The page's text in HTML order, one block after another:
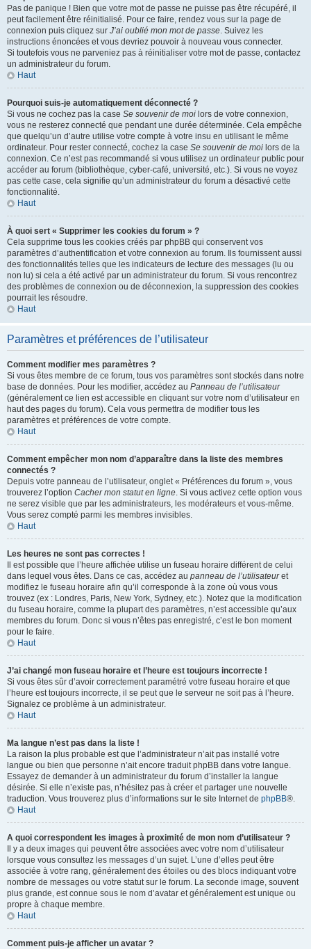
Pas de panique ! Bien que votre mot de passe ne puisse pas être récupéré, il
peut facilement être réinitialisé. Pour ce faire, rendez vous sur la page de
connexion puis cliquez sur J’ai oublié mon mot de passe. Suivez les
instructions énoncées et vous devriez pouvoir à nouveau vous connecter.
Si toutefois vous ne parveniez pas à réinitialiser votre mot de passe, contactez
un administrateur du forum.
Haut
Pourquoi suis-je automatiquement déconnecté ?
Si vous ne cochez pas la case Se souvenir de moi lors de votre connexion,
vous ne resterez connecté que pendant une durée déterminée. Cela empêche
que quelqu’un d’autre utilise votre compte à votre insu en utilisant le même
ordinateur. Pour rester connecté, cochez la case Se souvenir de moi lors de la
connexion. Ce n’est pas recommandé si vous utilisez un ordinateur public pour
accéder au forum (bibliothèque, cyber-café, université, etc.). Si vous ne voyez
pas cette case, cela signifie qu’un administrateur du forum a désactivé cette
fonctionnalité.
Haut
À quoi sert « Supprimer les cookies du forum » ?
Cela supprime tous les cookies créés par phpBB qui conservent vos
paramètres d’authentification et votre connexion au forum. Ils fournissent aussi
des fonctionnalités telles que les indicateurs de lecture des messages (lu ou
non lu) si cela a été activé par un administrateur du forum. Si vous rencontrez
des problèmes de connexion ou de déconnexion, la suppression des cookies
pourrait les résoudre.
Haut
Paramètres et préférences de l’utilisateur
Comment modifier mes paramètres ?
Si vous êtes membre de ce forum, tous vos paramètres sont stockés dans notre
base de données. Pour les modifier, accédez au Panneau de l’utilisateur
(généralement ce lien est accessible en cliquant sur votre nom d’utilisateur en
haut des pages du forum). Cela vous permettra de modifier tous les
paramètres et préférences de votre compte.
Haut
Comment empêcher mon nom d’apparaître dans la liste des membres
connectés ?
Depuis votre panneau de l’utilisateur, onglet « Préférences du forum », vous
trouverez l’option Cacher mon statut en ligne. Si vous activez cette option vous
ne serez visible que par les administrateurs, les modérateurs et vous-même.
Vous serez compté parmi les membres invisibles.
Haut
Les heures ne sont pas correctes !
Il est possible que l’heure affichée utilise un fuseau horaire différent de celui
dans lequel vous êtes. Dans ce cas, accédez au panneau de l’utilisateuret
modifiez le fuseau horaire afin qu’il corresponde à la zone où vous vous
trouvez (ex : Londres, Paris, New York, Sydney, etc.). Notez que la modification
du fuseau horaire, comme la plupart des paramètres, n’est accessible qu’aux
membres du forum. Donc si vous n’êtes pas enregistré, c’est le bon moment
pour le faire.
Haut
J’ai changé mon fuseau horaire et l’heure est toujours incorrecte !
Si vous êtes sûr d’avoir correctement paramétré votre fuseau horaire et que
l’heure est toujours incorrecte, il se peut que le serveur ne soit pas à l’heure.
Signalez ce problème à un administrateur.
Haut
Ma langue n’est pas dans la liste !
La raison la plus probable est que l’administrateur n’ait pas installé votre
langue ou bien que personne n’ait encore traduit phpBB dans votre langue.
Essayez de demander à un administrateur du forum d’installer la langue
désirée. Si elle n’existe pas, n’hésitez pas à créer et partager une nouvelle
traduction. Vous trouverez plus d’informations sur le site Internet de phpBB®.
Haut
A quoi correspondent les images à proximité de mon nom d’utilisateur ?
Il y a deux images qui peuvent être associées avec votre nom d’utilisateur
lorsque vous consultez les messages d’un sujet. L’une d’elles peut être
associée à votre rang, généralement des étoiles ou des blocs indiquant votre
nombre de messages ou votre statut sur le forum. La seconde image, souvent
plus grande, est connue sous le nom d’avatar et généralement est unique ou
propre à chaque membre.
Haut
Comment puis-je afficher un avatar ?